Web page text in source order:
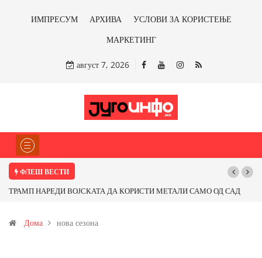
ИМПРЕСУМ АРХИВА
УСЛОВИ ЗА КОРИСТЕЊЕ
МАРКЕТИНГ
август 7, 2026
ФЛЕШ ВЕСТИ
ТРАМП НАРЕДИ ВОЈСКАТА ДА КОРИСТИ МЕТАЛИ САМО ОД САД
Иловица и со антимонот?
Дома нова сезона